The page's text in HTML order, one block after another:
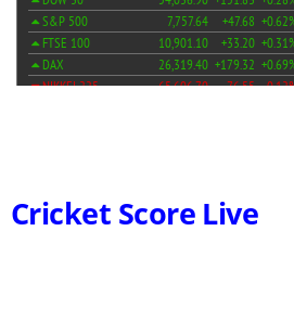
Cricket Score Live